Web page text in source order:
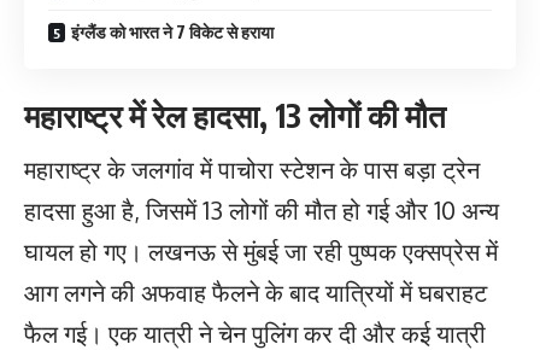
इंग्लैंड को भारत ने 7 विकेट से हराया
महाराष्ट्र में रेल हादसा, 13 लोगों की मौत
महाराष्ट्र के जलगांव में पाचोरा स्टेशन के पास बड़ा ट्रेन
हादसा हुआ है, जिसमें 13 लोगों की मौत हो गई और 10 अन्य
घायल हो गए। लखनऊ से मुंबई जा रही पुष्पक एक्सप्रेस में
आग लगने की अफवाह फैलने के बाद यात्रियों में घबराहट
फैल गई। एक यात्री ने चेन पुलिंग कर दी और कई यात्री